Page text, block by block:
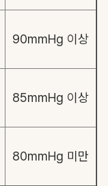
90mmHg 이상
85mmHg 이상
80mmHg 미만